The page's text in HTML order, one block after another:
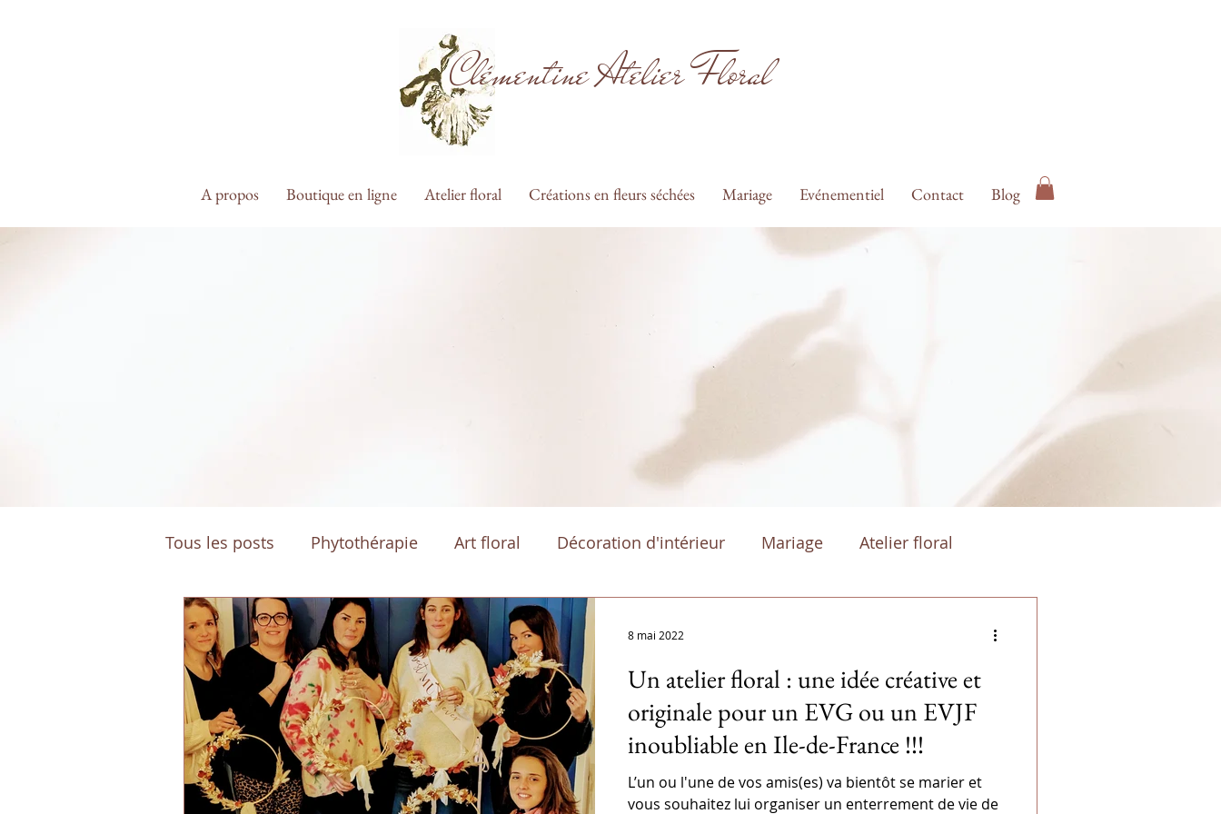
Clémentine Atelier Floral
A propos Boutique en ligne Atelier floral Créations en fleurs séchées Mariage Evénementiel Contact Blog
Tous les posts Phytothérapie Art floral Décoration d'intérieur Mariage Atelier floral
DIY
Un atelier floral : une idée créative et
originale pour un EVG ou un EVJF
inoubliable en Ile-de-France !!!
L’un ou l'une de vos amis(es) va bientôt se marier et
vous souhaitez lui organiser un enterrement de vie de
8 mai 2022